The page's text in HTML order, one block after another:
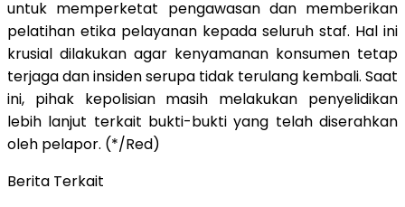
untuk memperketat pengawasan dan memberikan
pelatihan etika pelayanan kepada seluruh staf. Hal ini
krusial dilakukan agar kenyamanan konsumen tetap
terjaga dan insiden serupa tidak terulang kembali. Saat
ini, pihak kepolisian masih melakukan penyelidikan
lebih lanjut terkait bukti-bukti yang telah diserahkan
oleh pelapor. (*/Red)
Berita Terkait